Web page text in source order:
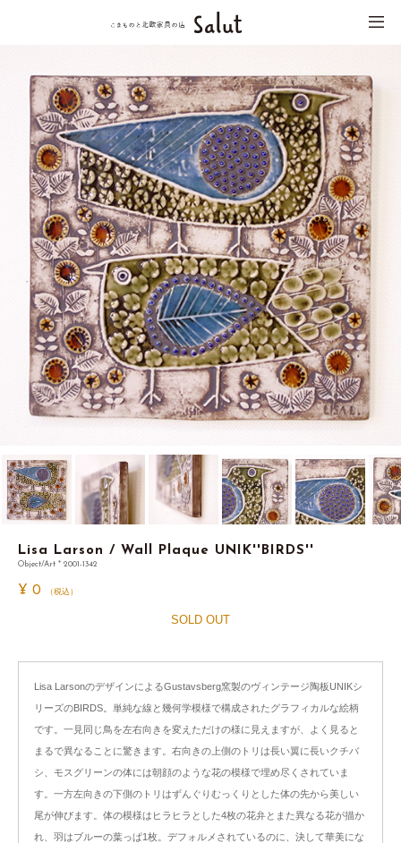
Lisa Larson / Wall Plaque UNIK''BIRDS''
Object/Art * 2001-1342
¥ 0 （税込）
SOLD OUT
Lisa LarsonのデザインによるGustavsberg窯製のヴィンテージ陶板UNIKシ
リーズのBIRDS。単純な線と幾何学模様で構成されたグラフィカルな絵柄
です。一見同じ鳥を左右向きを変えただけの様に見えますが、よく見ると
まるで異なることに驚きます。右向きの上側のトリは長い翼に長いクチバ
シ、モスグリーンの体には朝顔のような花の模様で埋め尽くされていま
す。一方左向きの下側のトリはずんぐりむっくりとした体の先から美しい
尾が伸びます。体の模様はヒラヒラとした4枚の花弁とまた異なる花が描か
れ、羽はブルーの葉っぱ1枚。デフォルメされているのに、決して華美にな